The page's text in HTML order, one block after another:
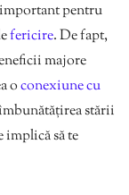
pentru
fericire. De fapt,
majore
oconexiune cu
stării
să te